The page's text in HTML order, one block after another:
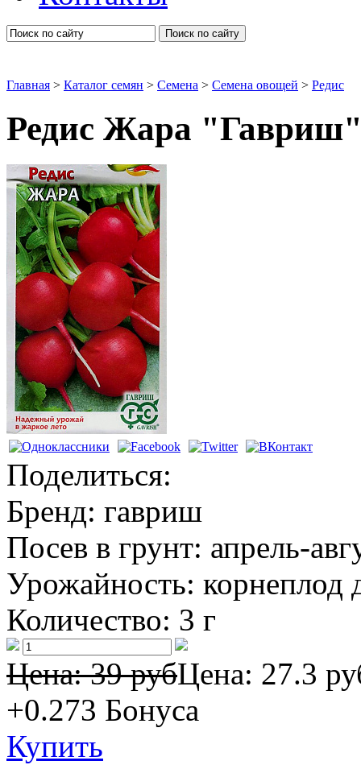
Поиск по сайту
Главная > Каталог семян > Семена > Семена овощей > Редис
Редис Жара
Редис
Поделиться:
Бренд: гавриш
Посев в грунт: апрель-
Урожайность: корнеплод
Количество: 3 г
Цена: 39 рубЦена: 27.3
+0.273 Бонуса
Купить